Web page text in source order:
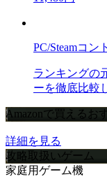
PC/Steamコン
ランキングの
ーを徹底比較
Amazonで買えるお
詳細を見る
攻略取扱いゲーム
家庭用ゲーム機